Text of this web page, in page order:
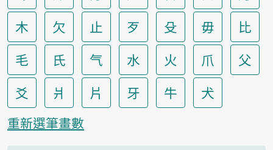
木
欠 止 歹 殳 毋
比
毛
氏 气 水 火 爪
父
爻
爿 片 牙 牛 犬
重新選筆畫數